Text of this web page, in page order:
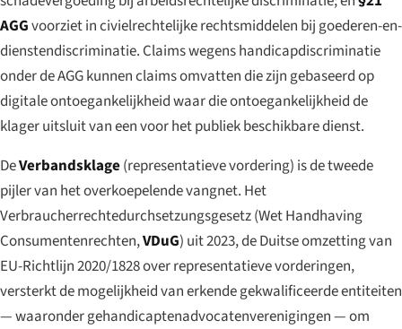
AGGvoorziet in civielrechtelijke rechtsmiddelen bij goederen-en-
dienstendiscriminatie. Claims wegens handicapdiscriminatie
onder de AGG kunnen claims omvatten die zijn gebaseerd op
digitale ontoegankelijkheid waar die ontoegankelijkheid de
klager uitsluit van een voor het publiek beschikbare dienst.
DeVerbandsklage(representatieve vordering) is de tweede
pijler van het overkoepelende vangnet. Het
Verbraucherrechtedurchsetzungsgesetz(Wet Handhaving
Consumentenrechten,VDuG) uit 2023, de Duitse omzetting van
EU-Richtlijn 2020/1828 over representatieve vorderingen,
versterkt de mogelijkheid van erkende gekwalificeerde entiteiten
— waaronder gehandicaptenadvocatenverenigingen — om